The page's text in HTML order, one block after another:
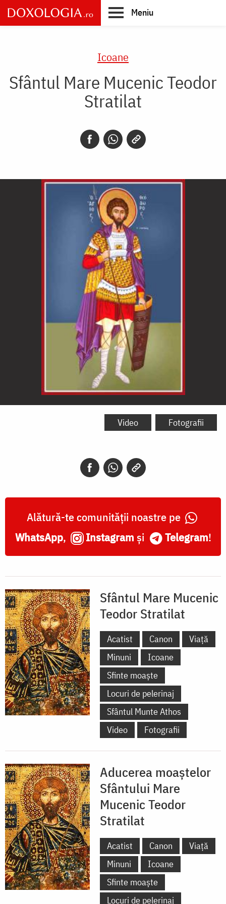
Skip
to
main
Meniu
Icoane
Sfântul Mare Mucenic Teodor
Stratilat
Sfântul
Video Fotografii
Alătură-te comunității noastre pe
WhatsApp, Instagram și Telegram!
Sfântul Mare Mucenic
Teodor Stratilat
Acatist Canon
Viață
Minuni
Icoane
Sfinte moaște
Locuri de pelerinaj
Sfântul Munte Athos
Video
Fotografii
Aducerea moaștelor
Sfântului Mare
Mucenic Teodor
Stratilat
Acatist Canon
Viață
Minuni
Icoane
Sfinte moaște
Locuri de pelerinaj